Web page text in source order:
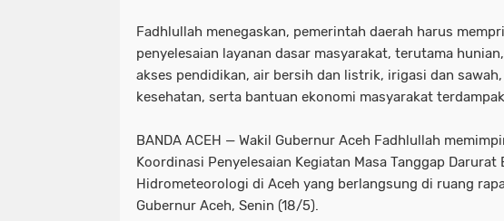
‎Fadhlullah menegaskan, pemerintah daerah harus
penyelesaian layanan dasar masyarakat, terutama
akses pendidikan, air bersih dan listrik, irigasi dan
kesehatan, serta bantuan ekonomi masyarakat
‎BANDA ACEH — Wakil Gubernur Aceh Fadhlullah
Koordinasi Penyelesaian Kegiatan Masa Tanggap Darurat
Hidrometeorologi di Aceh yang berlangsung di ruang
Gubernur Aceh, Senin (18/5).